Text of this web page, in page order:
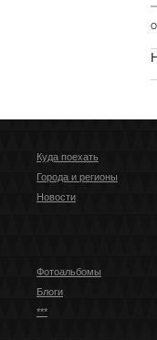
Куда поехать
Города и регионы
Новости
Фотоальбомы
Блоги
***